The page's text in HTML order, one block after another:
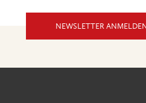
NEWSLETTER